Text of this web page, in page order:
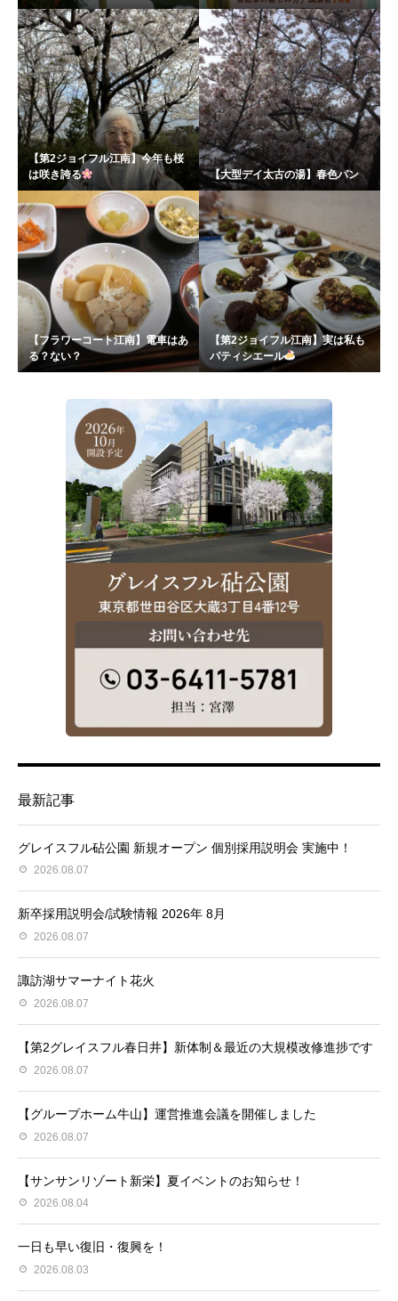
【第2ジョイフル江南】今年も桜
は咲き誇る
【大型デイ太古の湯】春色パン
【フラワーコート江南】電車はあ
る？ない？
【第2ジョイフル江南】実は私も
パティシエール
最新記事
グレイスフル砧公園 新規オープン 個別採用説明会 実施中！
2026.08.07
新卒採用説明会/試験情報 2026年 8月
2026.08.07
諏訪湖サマーナイト花火
2026.08.07
【第2グレイスフル春日井】新体制＆最近の大規模改修進捗です
2026.08.07
【グループホーム牛山】運営推進会議を開催しました
2026.08.07
【サンサンリゾート新栄】夏イベントのお知らせ！
2026.08.04
一日も早い復旧・復興を！
2026.08.03